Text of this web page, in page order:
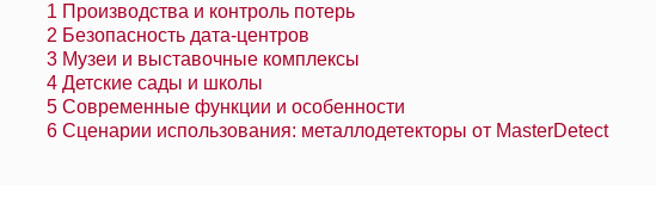
1 Производства и контроль потерь
2 Безопасность дата-центров
3 Музеи и выставочные комплексы
4 Детские сады и школы
5 Современные функции и особенности
6 Сценарии использования: металлодетекторы от MasterDetect